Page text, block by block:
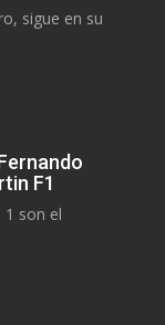
sigue en su
F1
1 son el